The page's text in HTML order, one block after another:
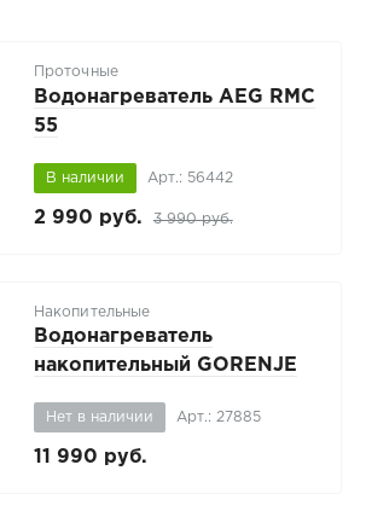
Проточные
Водонагреватель AEG RMC
55
2 990 руб. 3 990 руб.
В наличии Арт.: 56442
Накопительные
Водонагреватель
накопительный GORENJE
11 990 руб.
Нет в наличии Арт.: 27885